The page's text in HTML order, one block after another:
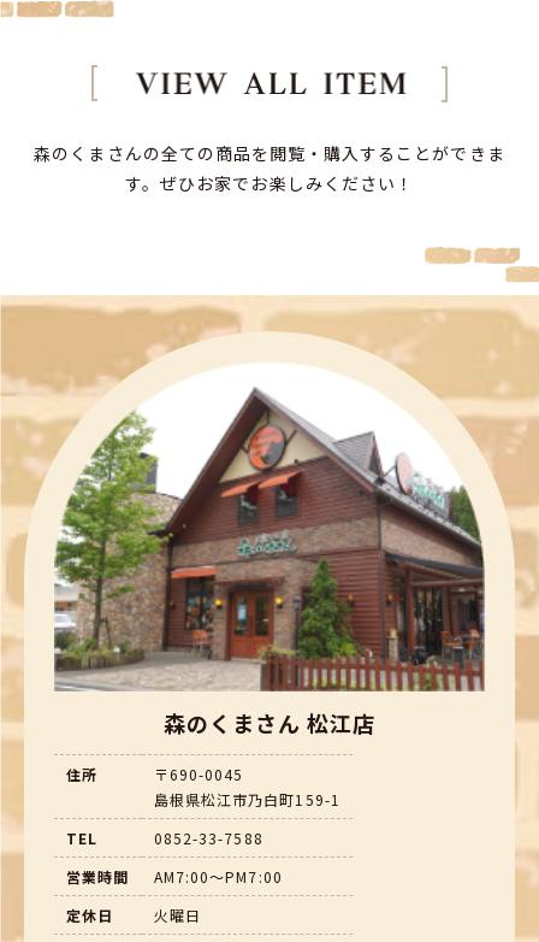
森のくまさんの全ての商品を閲覧・購入することができま
す。ぜひお家でお楽しみください！
森のくまさん 松江店
住所
〒690-0045
島根県松江市乃白町159-1
TEL
0852-33-7588
営業時間
AM7:00～PM7:00
定休日
火曜日